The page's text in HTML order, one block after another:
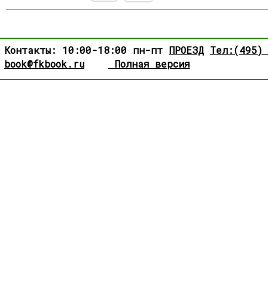
Контакты: 10:00-18:00 пн-пт ПРОЕЗД Тел:(495)
book@fkbook.ru
Полная версия